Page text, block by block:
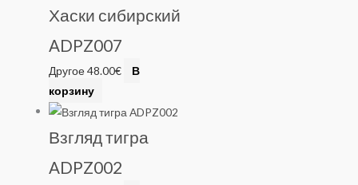
Хаски сибирский
ADPZ007
Другое48.00€
В
корзину
Взгляд тигра
ADPZ002